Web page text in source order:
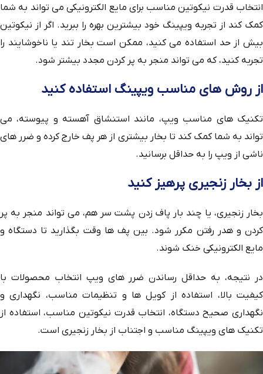
انتخاب قدرت نیکوتین مناسب برای مایع الکترونیکی می تواند به شما
کمک کند از تجربه ویپینگ خود بیشترین بهره را ببرید. اگر از نیکوتین
بیش از حد استفاده می کنید، ممکن است بخار تند یا ناخوشایند را
تجربه کنید، که می تواند منجر به پر کردن مجدد بیشتر شود.
از روش‌ های مناسب ویپینگ استفاده کنید
تکنیک‌ های مناسب ویپ، مانند استنشاق آهسته و پیوسته، می
‌تواند به شما کمک کند تا بخار بیشتری از هر پف خارج کرده و ضرر های
ناشی از ویپ را به حداقل برسانید.
از بخار زنجیری پرهیز کنید
بخار زنجیری، یا چند بار پاف زدن پشت سر هم، می تواند منجر به پر
کردن و هدر رفتن مکرر شود. بین پف ها وقت بگذارید تا دستگاه و
مایع الکترونیکی خنک شوند.
در نتیجه، به حداقل رساندن ضرر های ویپ انتخاب محصولات با
کیفیت بالا، استفاده از کویل‌ ها و تنظیمات مناسب، نگهداری و
نگهداری صحیح دستگاه، انتخاب قدرت نیکوتین مناسب، استفاده از
تکنیک ‌های ویپینگ مناسب و اجتناب از بخار زنجیری است.